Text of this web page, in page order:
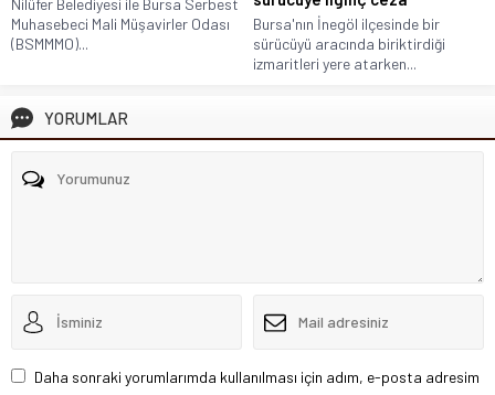
Muhasebeci Mali Müşavirler Odası
(BSMMMO)...
Bursa'nın İnegöl ilçesinde bir
sürücüyü aracında biriktirdiği
izmaritleri yere atarken...
YORUMLAR
Daha sonraki yorumlarımda kullanılması için adım, e-posta adresim